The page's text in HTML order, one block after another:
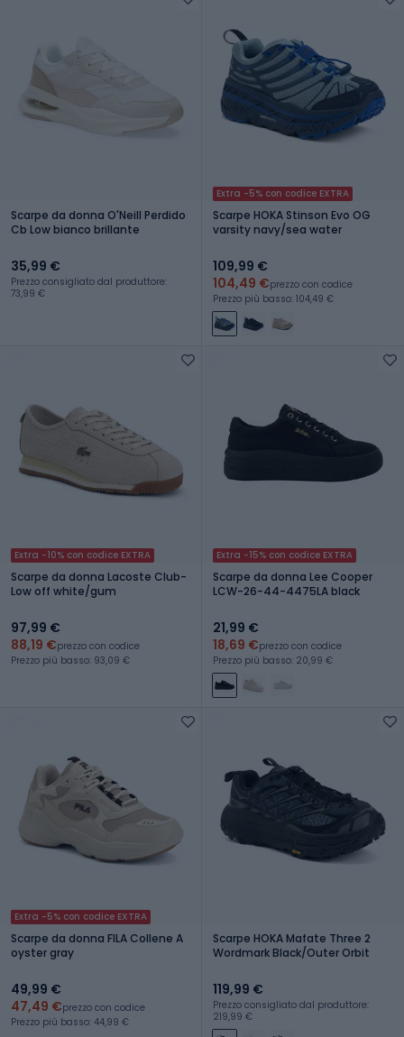
Scarpe da donna O'Neill Perdido
Cb Low bianco brillante
35,99 €
Prezzo consigliato dal produttore:
73,99 €
Extra -5% con codice EXTRA
Scarpe HOKA Stinson Evo OG
varsity navy/sea water
109,99 €
104,49 €prezzo con codice
Prezzo più basso: 104,49 €
Extra -10% con codice EXTRA
Scarpe da donna Lacoste Club-
Low off white/gum
97,99 €
88,19 €prezzo con codice
Prezzo più basso: 93,09 €
Extra -15% con codice EXTRA
Scarpe da donna Lee Cooper
LCW-26-44-4475LA black
21,99 €
18,69 €prezzo con codice
Prezzo più basso: 20,99 €
Extra -5% con codice EXTRA
Scarpe da donna FILA Collene A
oyster gray
49,99 €
47,49 €prezzo con codice
Prezzo più basso: 44,99 €
Scarpe HOKA Mafate Three 2
Wordmark Black/Outer Orbit
119,99 €
Prezzo consigliato dal produttore:
219,99 €